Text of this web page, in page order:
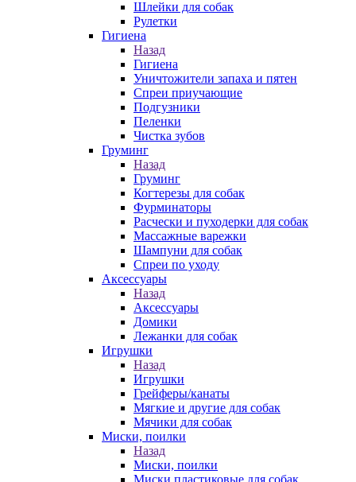
Шлейки для собак
Рулетки
Гигиена
Назад
Гигиена
Уничтожители запаха и пятен
Спреи приучающие
Подгузники
Пеленки
Чистка зубов
Груминг
Назад
Груминг
Когтерезы для собак
Фурминаторы
Расчески и пуходерки для собак
Массажные варежки
Шампуни для собак
Спреи по уходу
Аксессуары
Назад
Аксессуары
Домики
Лежанки для собак
Игрушки
Назад
Игрушки
Грейферы/канаты
Мягкие и другие для собак
Мячики для собак
Миски, поилки
Назад
Миски, поилки
Миски пластиковые для собак